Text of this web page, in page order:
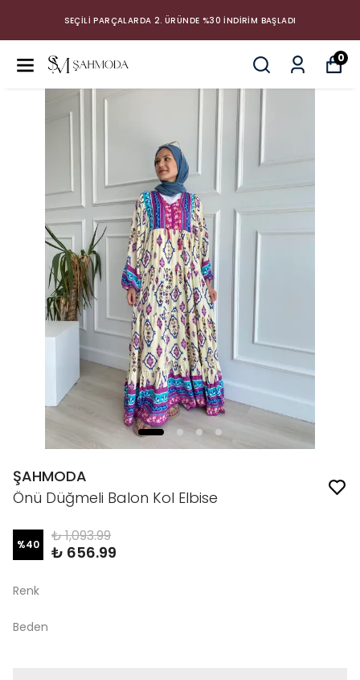
SEÇİLİ PARÇALARDA 2. ÜRÜNDE %30 İNDİRİM BAŞLADI
0
ŞAHMODA
Önü Düğmeli Balon Kol Elbise
%40 ₺ 1,093.99
₺ 656.99
Renk
Beden